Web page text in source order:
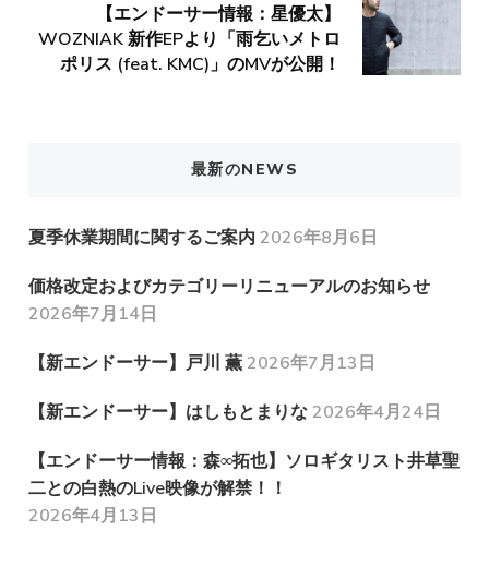
【エンドーサー情報：星優太】
WOZNIAK 新作EPより「雨乞いメトロ
ポリス (feat. KMC)」のMVが公開！
最新のNEWS
夏季休業期間に関するご案内 2026年8月6日
価格改定およびカテゴリーリニューアルのお知らせ
2026年7月14日
【新エンドーサー】戸川 薫2026年7月13日
【新エンドーサー】はしもとまりな2026年4月24日
【エンドーサー情報：森∞拓也】ソロギタリスト井草聖
二との白熱のLive映像が解禁！！
2026年4月13日